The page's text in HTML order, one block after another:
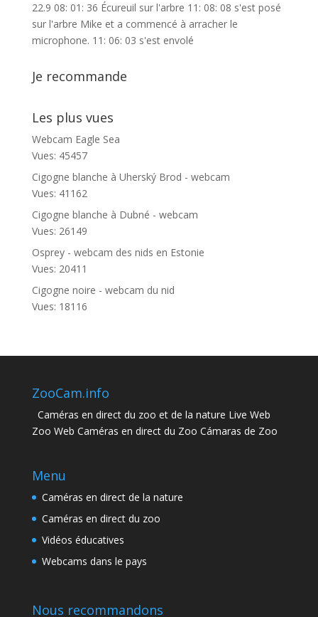
22.9 08: 01: 36 Écureuil sur l'arbre 11: 08: 08 s'est posé
sur l'arbre Mike et a commencé à arracher le
microphone. 11: 06: 03 s'est envolé
Je recommande
Les plus vues
Webcam Eagle Sea
Vues: 45457
Cigogne blanche à Uherský Brod - webcam
Vues: 41162
Cigogne blanche à Dubné - webcam
Vues: 26149
Osprey - webcam des nids en Estonie
Vues: 20411
Cigogne noire - webcam du nid
Vues: 18116
ZooCam.info
Caméras en direct du zoo et de la nature Live Web
Zoo Web Caméras en direct du Zoo Cámaras de Zoo
Menu
Caméras en direct de la nature
Caméras en direct du zoo
Vidéos éducatives
Webcams dans le pays
Nous recommandons